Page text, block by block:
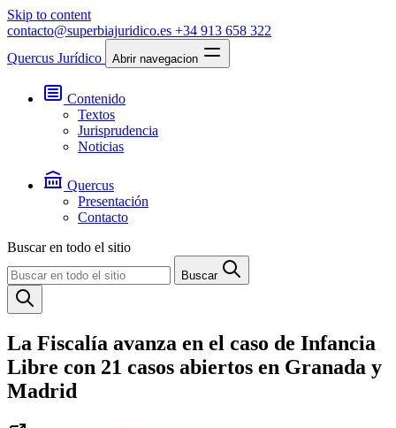
Skip to content
contacto@superbiajuridico.es +34 913 658 322
Quercus Jurídico
Abrir navegacion
Contenido
Textos
Jurisprudencia
Noticias
Quercus
Presentación
Contacto
Buscar en todo el sitio
Buscar
La Fiscalía avanza en el caso de Infancia
Libre con 21 casos abiertos en Granada y
Madrid